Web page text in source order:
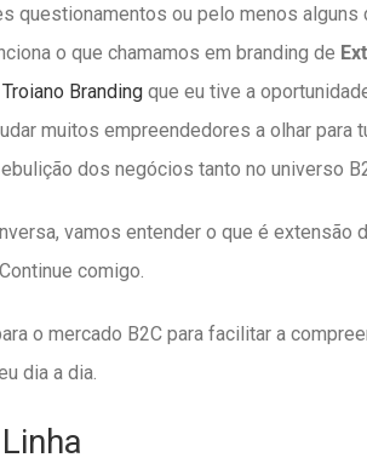
questionamentos ou pelo menos alguns
o que chamamos em branding de
Troiano Branding que eu tive a
muitos empreendedores a olhar para
dos negócios tanto no universo
vamos entender o que é extensão
comigo.
o mercado B2C para facilitar a
dia a dia.